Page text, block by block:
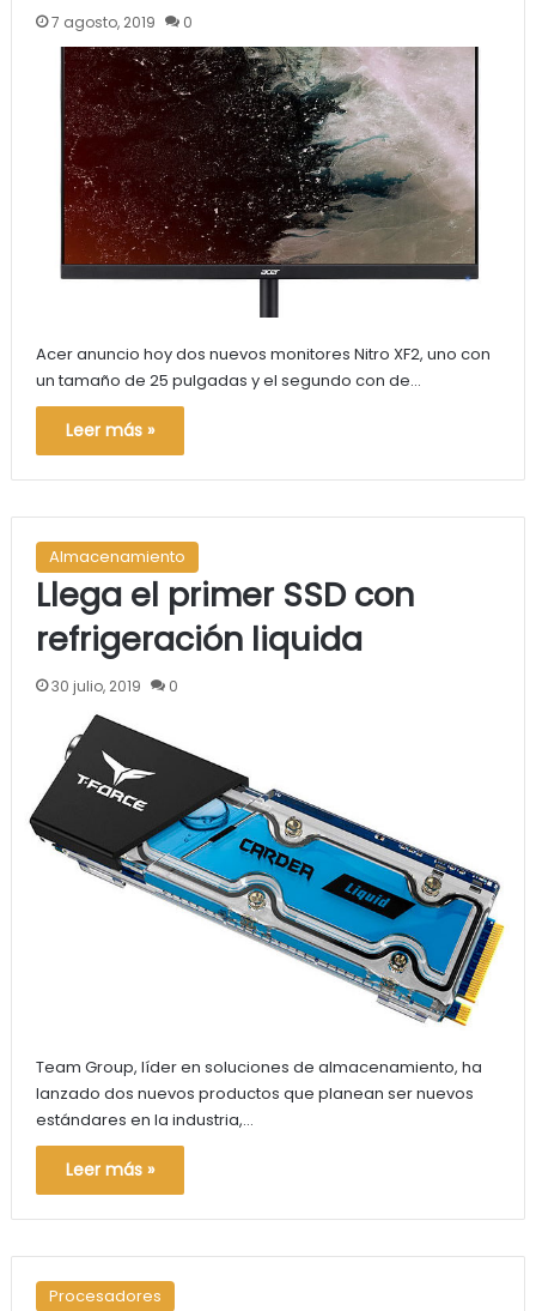
7 agosto, 2019 0
Acer anuncio hoy dos nuevos monitores Nitro XF2, uno con
un tamaño de 25 pulgadas y el segundo con de…
Leer más »
Almacenamiento
Llega el primer SSD con
refrigeración liquida
30 julio, 2019 0
Team Group, líder en soluciones de almacenamiento, ha
lanzado dos nuevos productos que planean ser nuevos
estándares en la industria,…
Leer más »
Procesadores